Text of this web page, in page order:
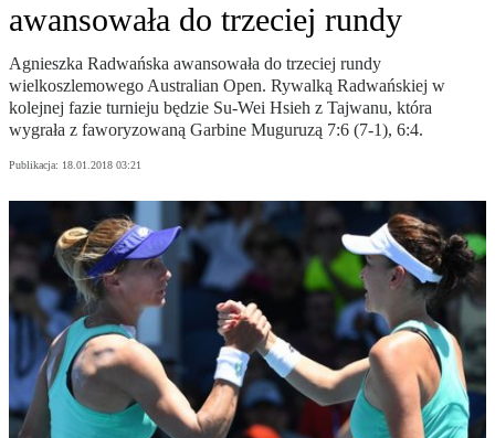
awansowała do trzeciej rundy
Agnieszka Radwańska awansowała do trzeciej rundy
wielkoszlemowego Australian Open. Rywalką Radwańskiej w
kolejnej fazie turnieju będzie Su-Wei Hsieh z Tajwanu, która
wygrała z faworyzowaną Garbine Muguruzą 7:6 (7-1), 6:4.
Publikacja: 18.01.2018 03:21